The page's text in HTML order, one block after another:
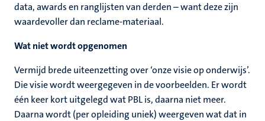
data, awards en ranglijsten van derden – want deze zijn
waardevoller dan reclame-materiaal.
Wat niet wordt opgenomen
Vermijd brede uiteenzetting over ‘onze visie op onderwijs’.
Die visie wordt weergegeven in de voorbeelden. Er wordt
één keer kort uitgelegd wat PBL is, daarna niet meer.
Daarna wordt (per opleiding uniek) weergeven wat dat in